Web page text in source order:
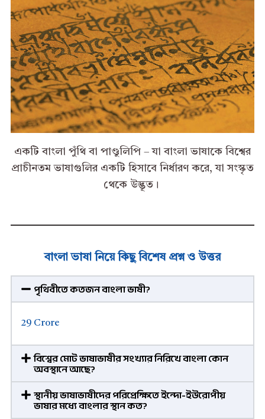
একটি বাংলা পুঁথি বা পাণ্ডুলিপি – যা বাংলা ভাষাকে বিশ্বের
প্রাচীনতম ভাষাগুলির একটি হিসাবে নির্ধারণ করে, যা সংস্কৃত
থেকে উদ্ভূত।
বাংলা ভাষা নিয়ে কিছু বিশেষ প্রশ্ন ও উত্তর
পৃথিবীতে কতজন বাংলা ভাষী?
29 Crore
বিশ্বের মোট ভাষাভাষীর সংখ্যার নিরিখে বাংলা কোন
অবস্থানে আছে?
স্থানীয় ভাষাভাষীদের পরিপ্রেক্ষিতে ইন্দো-ইউরোপীয়
ভাষার মধ্যে বাংলার স্থান কত?